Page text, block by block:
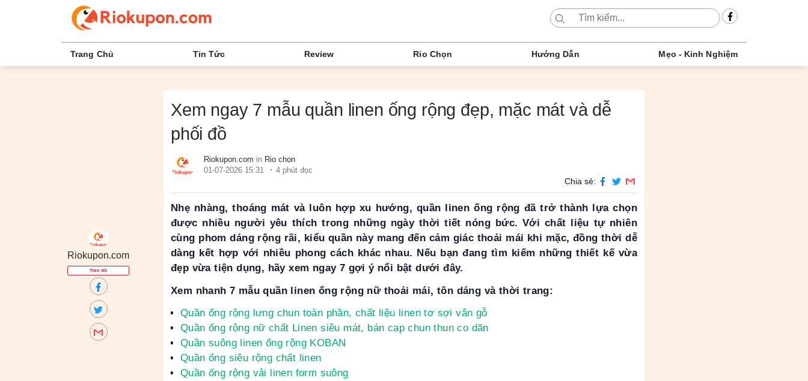
Trang Chủ Tin Tức Review Rio Chọn Hướng Dẫn Mẹo - Kinh Nghiệm
Xem ngay 7 mẫu quần linen ống rộng đẹp, mặc mát và dễ
phối đồ
Riokupon.com in Rio chọn
01-07-2026 15:31
4 phút đọc
Chia sẻ:
Riokupon.com
Theo dõi
Nhẹ nhàng, thoáng mát và luôn hợp xu hướng, quần linen ống rộng đã trở thành lựa chọn
được nhiều người yêu thích trong những ngày thời tiết nóng bức. Với chất liệu tự nhiên
cùng phom dáng rộng rãi, kiểu quần này mang đến cảm giác thoải mái khi mặc, đồng thời dễ
dàng kết hợp với nhiều phong cách khác nhau. Nếu bạn đang tìm kiếm những thiết kế vừa
đẹp vừa tiện dụng, hãy xem ngay 7 gợi ý nổi bật dưới đây.
Xem nhanh 7 mẫu quần linen ống rộng nữ thoải mái, tôn dáng và thời trang:
Quần ống rộng lưng chun toàn phần, chất liệu linen tơ sợi vân gỗ
Quần ống rộng nữ chất Linen siêu mát, bán cạp chun thun co dãn
Quần suông linen ống rộng KOBAN
Quần ống siêu rộng chất linen
Quần ống rộng vải linen form suông